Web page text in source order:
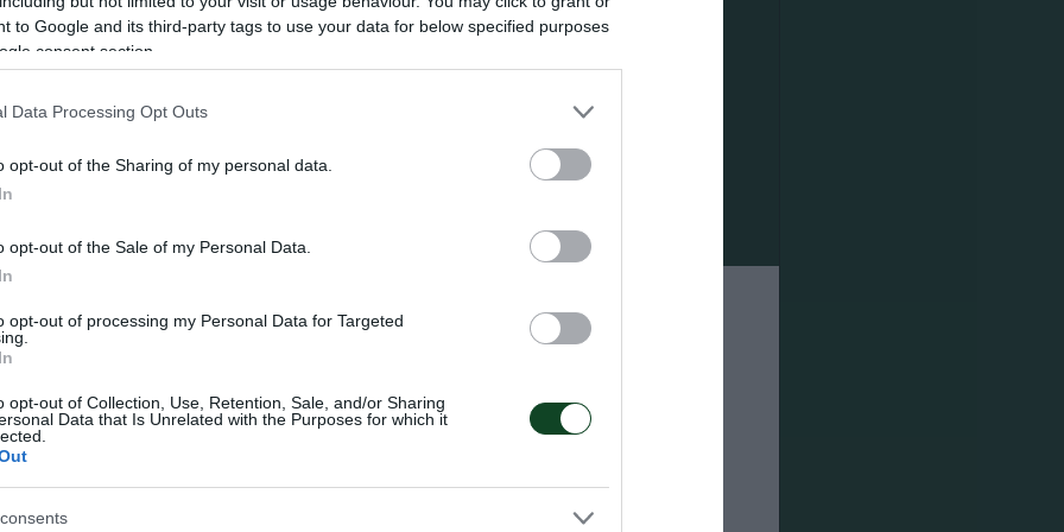
to Google and its third-party tags to use your data for below specified purposes
consent section.
Data Processing Opt Outs
opt-out of the Sharing of my personal data.
opt-out of the Sale of my Personal Data.
opt-out of processing my Personal Data for Targeted
opt-out of Collection, Use, Retention, Sale, and/or Sharing
Data that Is Unrelated with the Purposes for which it
jueves (6/3) en el OAKA.
Schenkeveld, Ingason, Siopis (87′ Arao), Cerin (72′
(72′ Limnios), Swiderski (83′ Ioannidis).
Sielis, Stajic, Nikolaou, Mavrias (44′ Bakakis), Liavas (72′
(46′ Roa), Tetteh.